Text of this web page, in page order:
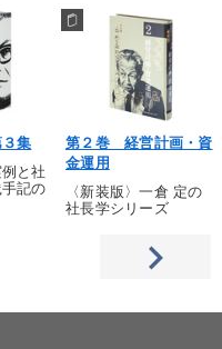
集
と社
記の
第２巻 経営計画・資
金運用
〈新装版〉一倉 定の
社長学シリーズ